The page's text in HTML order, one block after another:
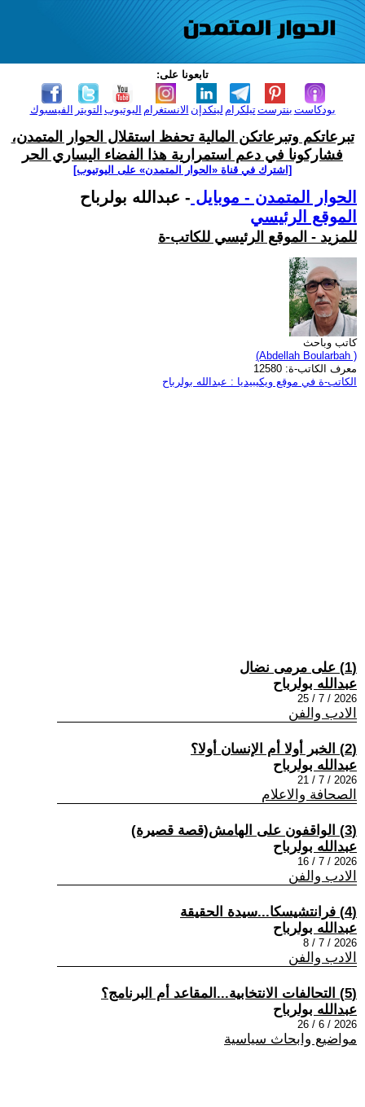
تابعونا على:
الفيسبوك التويتر اليوتيوب الانستغرام لينكدإن تيلكرامبنترست بودكاست
تبرعاتكم وتبرعاتكن المالية تحفظ استقلال الحوار المتمدن،
فشاركونا في دعم استمرارية هذا الفضاء اليساري الحر
[اشترك في قناة ‫«الحوار المتمدن» على اليوتيوب]
الحوار المتمدن - موبايل - عبدالله بولرباح
الموقع الرئيسي
للمزيد - الموقع الرئيسي للكاتب-ة
كاتب وباحث
(Abdellah Boularbah )
معرف الكاتب-ة: 12580
الكاتب-ة في موقع ويكيبيديا : عبدالله بولرباح
(1) على مرمى نضال
عبدالله بولرباح
2026 / 7 / 25
الادب والفن
(2) الخبر أولا أم الإنسان أولا؟
عبدالله بولرباح
2026 / 7 / 21
الصحافة والاعلام
(3) الواقفون على الهامش(قصة قصيرة)
عبدالله بولرباح
2026 / 7 / 16
الادب والفن
(4) فرانتشيسكا...سيدة الحقيقة
عبدالله بولرباح
2026 / 7 / 8
الادب والفن
(5) التحالفات الانتخابية...المقاعد أم البرنامج؟
عبدالله بولرباح
2026 / 6 / 26
مواضيع وابحاث سياسية